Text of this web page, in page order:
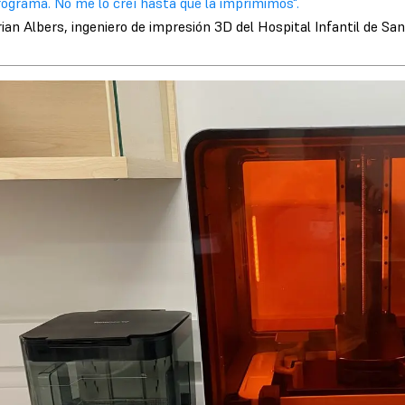
Albers, ingeniero de impresión 3D del Hospital Infantil de